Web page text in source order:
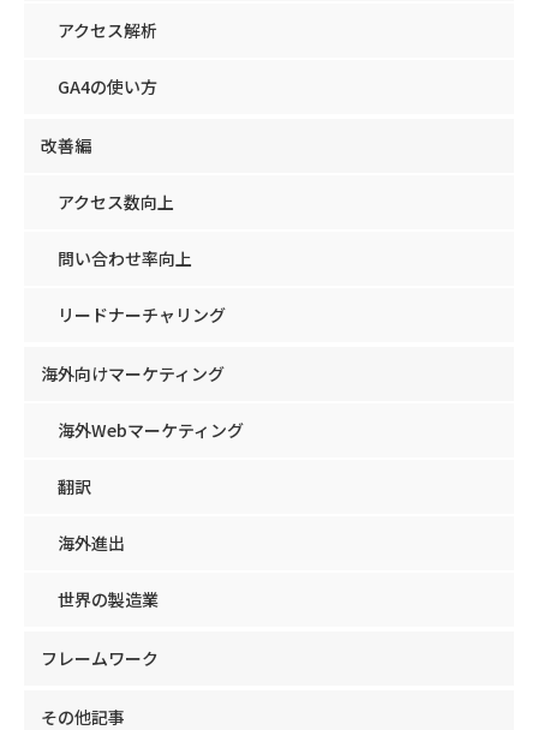
アクセス解析
GA4の使い方
改善編
アクセス数向上
問い合わせ率向上
リードナーチャリング
海外向けマーケティング
海外Webマーケティング
翻訳
海外進出
世界の製造業
フレームワーク
その他記事